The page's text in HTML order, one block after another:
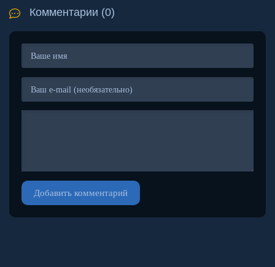
Комментарии (0)
Добавить комментарий